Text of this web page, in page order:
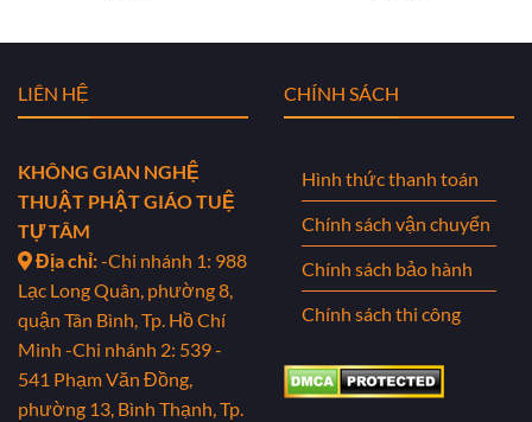
LIÊN HỆ
KHÔNG GIAN NGHỆ
THUẬT PHẬT GIÁO TUỆ
TỰ TÂM
Địa chỉ:-Chi nhánh 1: 988
Lạc Long Quân, phường 8,
quận Tân Bình, Tp. Hồ Chí
Minh -Chi nhánh 2: 539 -
541 Phạm Văn Đồng,
phường 13, Bình Thạnh, Tp.
CHÍNH SÁCH
Hình thức thanh toán
Chính sách vận chuyển
Chính sách bảo hành
Chính sách thi công